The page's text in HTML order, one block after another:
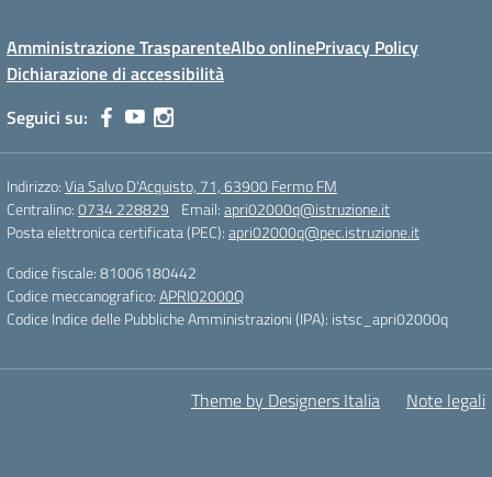
Amministrazione TrasparenteAlbo onlinePrivacy Policy
Dichiarazione di accessibilità
Seguici su:
Indirizzo:Via Salvo D'Acquisto, 71, 63900 Fermo FM
Centralino:0734 228829 Email:apri02000q@istruzione.it
Posta elettronica certificata (PEC):apri02000q@pec.istruzione.it
Codice fiscale: 81006180442
Codice meccanografico:APRI02000Q
Codice Indice delle Pubbliche Amministrazioni (IPA): istsc_apri02000q
Theme by Designers Italia Note legali